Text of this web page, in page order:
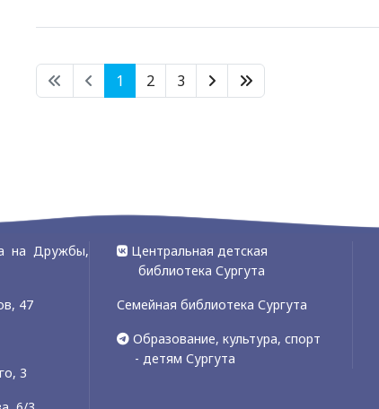
1
2 3
на Дружбы,
47
3
Центральная детская
библиотека Сургута
Семейная библиотека Сургута
Образование, культура, спорт
- детям Сургута